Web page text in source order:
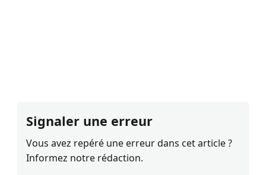
Signaler une erreur
Vous avez repéré une erreur dans cet article ?
Informez notre rédaction.